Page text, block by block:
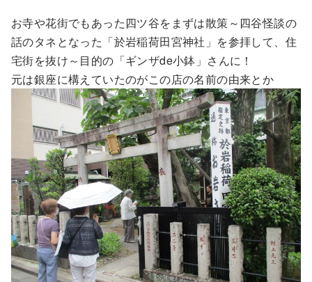
お寺や花街でもあった四ツ谷をまずは散策～四谷怪談の
話のタネとなった「於岩稲荷田宮神社」を参拝して、住
宅街を抜け～目的の「ギンザde小鉢」さんに！
元は銀座に構えていたのがこの店の名前の由来とか